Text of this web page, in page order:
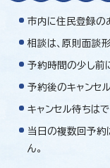
市内に住民登録の
相談は、原則面談
予約時間の少し前
予約後のキャンセ
キャンセル待ちはで
当日の複数回予約
ん。